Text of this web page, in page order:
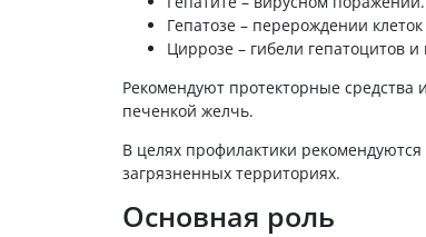
Гепатозе – перерождении
Циррозе – гибели гепатоцитов
Рекомендуют протекторные
печенкой желчь.
В целях профилактики
загрязненных территориях.
Основная роль